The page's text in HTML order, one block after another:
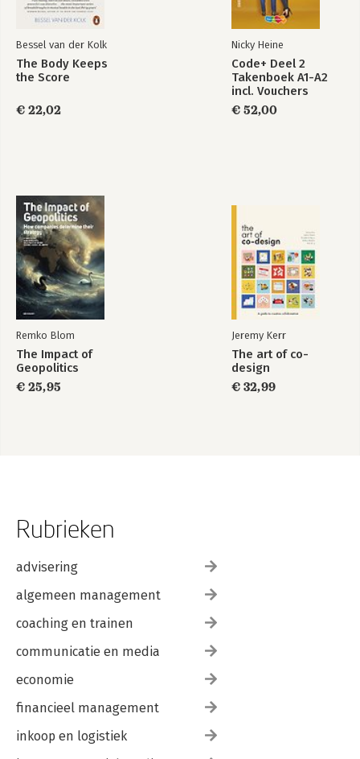
Bessel van der Kolk
The Body Keeps
the Score
€ 22,02
Nicky Heine
Code+ Deel 2
Takenboek A1-A2
incl. Vouchers
€ 52,00
Remko Blom
The Impact of
Geopolitics
€ 25,95
Jeremy Kerr
The art of co-
design
€ 32,99
Rubrieken
advisering
algemeen management
coaching en trainen
communicatie en media
economie
financieel management
inkoop en logistiek